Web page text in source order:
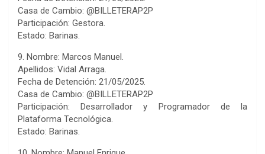
Casa de Cambio: @BILLETERAP2P
Participación: Gestora.
Estado: Barinas.
9. Nombre: Marcos Manuel.
Apellidos: Vidal Arraga.
Fecha de Detención: 21/05/2025.
Casa de Cambio: @BILLETERAP2P
Participación: Desarrollador y Programador de la
Plataforma Tecnológica.
Estado: Barinas.